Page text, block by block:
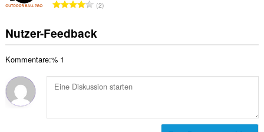
n
e
n
e
t
u
e
t
B
e
r
t
G
s
a
e
B
e
2
Nutzer-Feedback
Kommentare:% 1